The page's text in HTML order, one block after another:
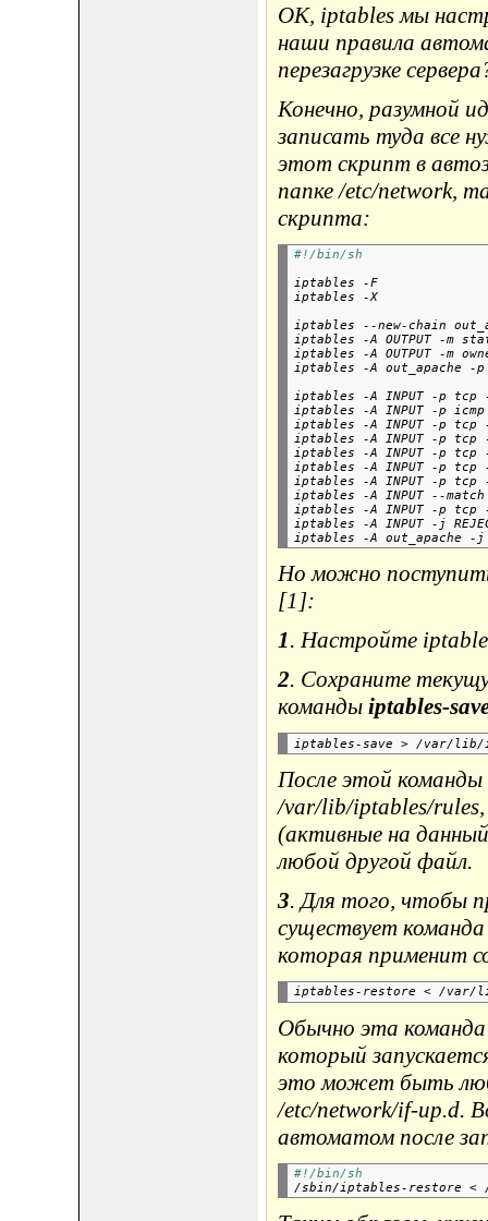
ОК, iptables мы
наши правила
перезагрузке
Конечно, разумной
записать туда все
этот скрипт в
папке /etc/network,
скрипта:
#!/bin/sh
iptables -F
iptables -X
iptables --new-chain
iptables -A OUTPUT -m
iptables -A OUTPUT -m
iptables -A out_apache -
iptables -A INPUT -p tcp
iptables -A INPUT -p icmp
iptables -A INPUT -p tcp
iptables -A INPUT -p tcp
iptables -A INPUT -p tcp
iptables -A INPUT -p tcp -
iptables -A INPUT -p tcp
iptables -A INPUT --match
iptables -A INPUT -p tcp --
iptables -A INPUT -j
Но можно
[1]:
1. Настройте
2. Сохраните
команды iptables-
После этой команды
/var/lib/iptables/rules,
(активные на
любой другой файл.
3. Для того, чтобы
существует
которая применит
Обычно эта команда
который
это может быть
/etc/network/if-up.d.
автоматом после
#!/bin/sh